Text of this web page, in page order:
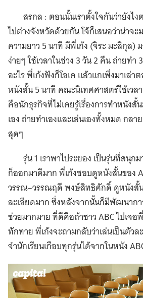
สรกล : ตอนนั้นเราตั้งใจกันว่ายังไ
ไปต่างจังหวัดด้วยกัน โจ้ก็เสนอว่าน่าจ
ความยาว 5 นาที มีพี่เก้ง (จิระ มะลิกุล)
ง่ายๆ ใช้เวลาในช่วง 3 วัน 2 คืน ถ่ายทำ
อะไร พี่เก้งฟังก็โอเค แล้วแกเพิ่งมาเล่า
หนังสั้น 5 นาที คณะนิเทศศาสตร์ใช้เวล
คือนักธุรกิจที่ไม่เคยรู้เรื่องการทำหนังสั้
เอง ถ่ายทำเองและเล่นเองทั้งหมด กลา
สุดๆ
รุ่น 1 เราพาไประยอง เป็นรุ่นที่สนุก
ก็ออกมาดีมาก พี่เก้งชอบดูหนังสั้นของ
วรรณ–วรรณฤดี พงษ์สิทธิศักดิ์ ดูหนังสั้
ละเอียดมาก ซึ่งหลังจากนั้นก็มีพัฒนากา
ช่วยมากมาย ที่ดีคือถ้าชาว ABC ไปเจอ
ทักทาย พี่เก้งจะถามกลับว่าเล่นเป็นตัวล
จำนักเรียนเกือบทุกรุ่นได้จากในหนัง